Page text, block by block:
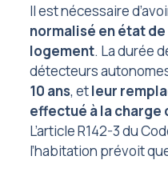
Il est nécessaire
normalisé en état
logement. La durée
détecteurs
10 ans, etleur
effectué à la charge
L’article R142-3 du
l’habitation prévoit